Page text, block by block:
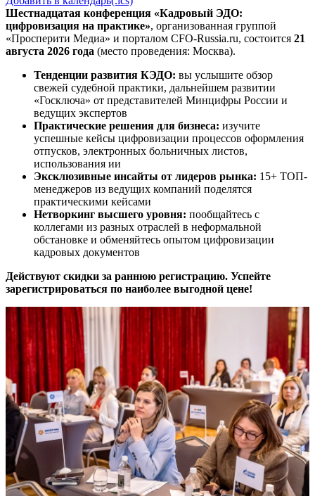
Шестнадцатая конференция «Кадровый ЭДО:
цифровизация на практике», организованная группой
«Просперити Медиа» и порталом CFO-Russia.ru, состоится 21
августа 2026 года (место проведения: Москва).
Тенденции развития КЭДО: вы услышите обзор
свежей судебной практики, дальнейшем развитии
«Госключа» от представителей Минцифры России и
ведущих экспертов
Практические решения для бизнеса: изучите
успешные кейсы цифровизации процессов оформления
отпусков, электронных больничных листов,
использования ии
Эксклюзивные инсайты от лидеров рынка: 15+ ТОП-
менеджеров из ведущих компаний поделятся
практическими кейсами
Нетворкинг высшего уровня: пообщайтесь с
коллегами из разных отраслей в неформальной
обстановке и обменяйтесь опытом цифровизации
кадровых документов
Действуют скидки за раннюю регистрацию. Успейте
зарегистрироваться по наиболее выгодной цене!